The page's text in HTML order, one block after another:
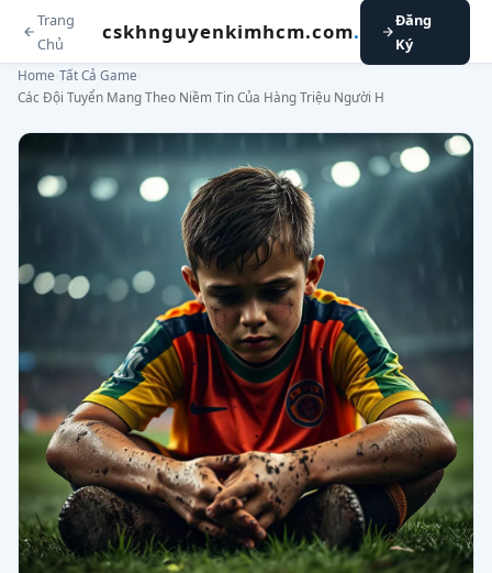
Trang
Chủ
cskhnguyenkimhcm.com.
Đăng
Ký
Home Tất Cả Game
Các Đội Tuyển Mang Theo Niềm Tin Của Hàng Triệu Người H